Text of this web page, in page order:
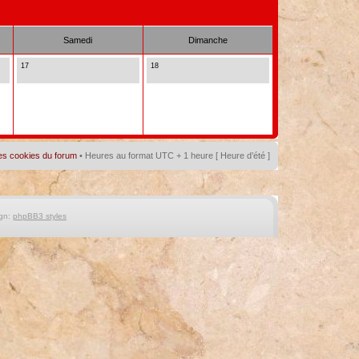
Samedi Dimanche
17 18
cookies du forum • Heures au format UTC + 1 heure [ Heure d’été ]
phpBB3 styles